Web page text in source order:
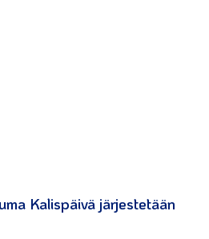
Kalispäivä järjestetään